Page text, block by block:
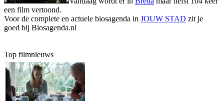
een film vertoond.
Voor de complete en actuele biosagenda in JOUW STAD zit je
goed bij Biosagenda.nl
Top filmnieuws